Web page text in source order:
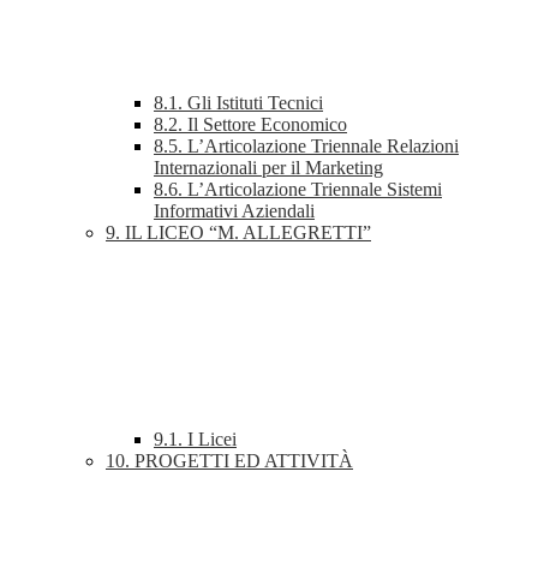
8.1. Gli Istituti Tecnici
8.2. Il Settore Economico
8.5. L’Articolazione Triennale Relazioni
Internazionali per il Marketing
8.6. L’Articolazione Triennale Sistemi
Informativi Aziendali
9. IL LICEO “M. ALLEGRETTI”
9.1. I Licei
10. PROGETTI ED ATTIVITÀ